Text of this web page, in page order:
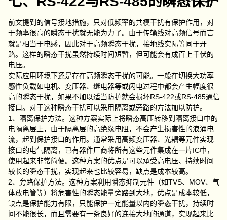
前文提到的信号接地措施，只对低频率的共模干扰有保护作用，对
于频率很高的瞬态干扰就无能为力了。由于传输线对高频信号而言
就是相当于电感，因此对于高频瞬态干扰，接地线实际等同于开
路。这样的瞬态干扰虽然持续时间短暂，但可能会有成百上千伏的
电压。
实际应用环境下还是存在高频瞬态干扰的可能。一般在切换大功率
感性负载如电机、变压器、继电器等或闪电过程中都会产生幅度很
高的瞬态干扰，如果不加以适当防护就会损坏RS-422或RS-485通信
接口。对于这种瞬态干扰可以采用隔离或旁路的方法加以防护。
1、隔离保护方法。这种方案实际上将瞬态高压转移到隔离接口中的
电隔离层上，由于隔离层的高绝缘电阻，不会产生损害性的浪涌电
流，起到保护接口的作用。通常采用高频变压器、光耦等元件实现
接口的电气隔离，已有器件厂商将所有这些元件集成在一片IC中，
使用起来非常简便。这种方案的优点是可以承受高电压、持续时间
较长的瞬态干扰，实现起来也比较容易，缺点是成本较高。
2、旁路保护方法。这种方案利用瞬态抑制元件（如TVS、MOV、气
体放电管等）将危害性的瞬态能量旁路到大地，优点是成本较低，
缺点是保护能力有限，只能保护一定能量以内的瞬态干扰，持续时
间不能很长，而且需要有一条良好的连接大地的通道，实现起来比